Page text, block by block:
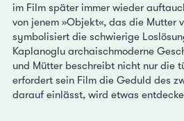
im Film später immer wieder
von jenem »Objekt«, das die Mutter
symbolisiert die schwierige
Kaplanoglu archaischmoderne
und Mütter beschreibt nicht nur die
erfordert sein Film die Geduld des
darauf einlässt, wird etwas